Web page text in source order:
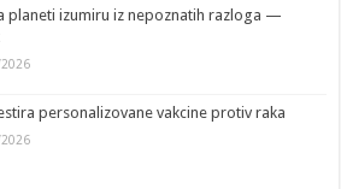
planeti izumiru iz nepoznatih razloga —
personalizovane vakcine protiv raka